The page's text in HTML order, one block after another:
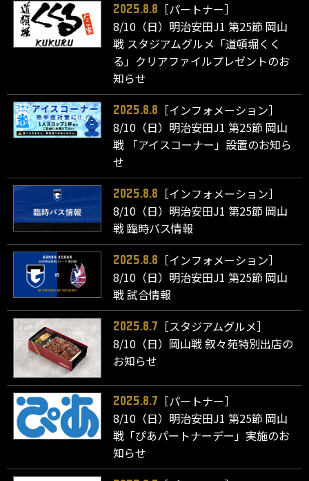
2025.8.8
［パートナー］
8/10（日）明治安田J1 第25節 岡山
戦 スタジアムグルメ「道頓堀くく
る」クリアファイルプレゼントのお
知らせ
2025.8.8
［インフォメーション］
8/10（日）明治安田J1 第25節 岡山
戦 「アイスコーナー」設置のお知ら
せ
2025.8.8
［インフォメーション］
8/10（日）明治安田J1 第25節 岡山
戦 臨時バス情報
2025.8.8
［インフォメーション］
8/10（日）明治安田J1 第25節 岡山
戦 試合情報
2025.8.7
［スタジアムグルメ］
8/10（日）岡山戦 叙々苑特別出店の
お知らせ
2025.8.7
［パートナー］
8/10（日）明治安田J1 第25節 岡山
戦「ぴあパートナーデー」実施のお
知らせ